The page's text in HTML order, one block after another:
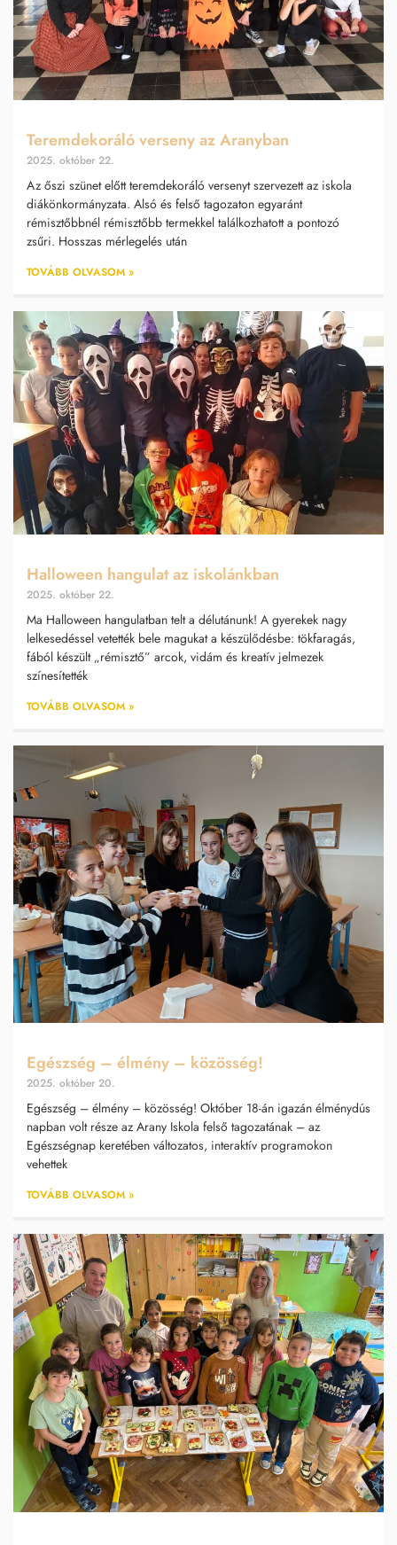
Teremdekoráló verseny az Aranyban
2025. október 22.
Az őszi szünet előtt teremdekoráló versenyt szervezett az iskola
diákönkormányzata. Alsó és felső tagozaton egyaránt
rémisztőbbnél rémisztőbb termekkel találkozhatott a pontozó
zsűri. Hosszas mérlegelés után
TOVÁBB OLVASOM »
Halloween hangulat az iskolánkban
2025. október 22.
Ma Halloween hangulatban telt a délutánunk! A gyerekek nagy
lelkesedéssel vetették bele magukat a készülődésbe: tökfaragás,
fából készült „rémisztő” arcok, vidám és kreatív jelmezek
színesítették
TOVÁBB OLVASOM »
Egészség – élmény – közösség!
2025. október 20.
Egészség – élmény – közösség! Október 18-án igazán élménydús
napban volt része az Arany Iskola felső tagozatának – az
Egészségnap keretében változatos, interaktív programokon
vehettek
TOVÁBB OLVASOM »